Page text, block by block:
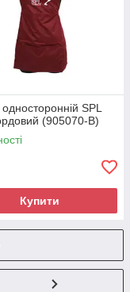
SPL
(905070-B)
Купити